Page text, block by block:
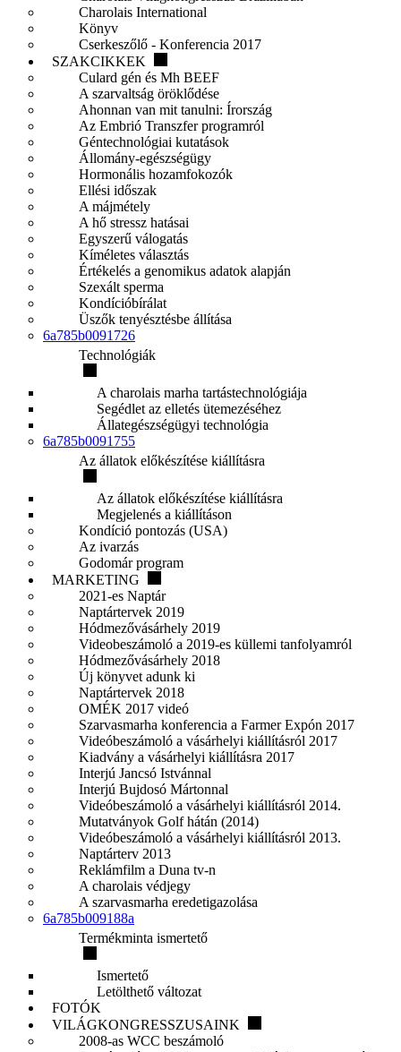
Charolais International
Könyv
Cserkeszőlő - Konferencia 2017
SZAKCIKKEK
Culard gén és Mh BEEF
A szarvaltság öröklődése
Ahonnan van mit tanulni: Írország
Az Embrió Transzfer programról
Géntechnológiai kutatások
Állomány-egészségügy
Hormonális hozamfokozók
Ellési időszak
A májmétely
A hő stressz hatásai
Egyszerű válogatás
Kíméletes választás
Értékelés a genomikus adatok alapján
Szexált sperma
Kondícióbírálat
Üszők tenyésztésbe állítása
6a785b0091726
Technológiák
A charolais marha tartástechnológiája
Segédlet az elletés ütemezéséhez
Állategészségügyi technológia
6a785b0091755
Az állatok előkészítése kiállításra
Az állatok előkészítése kiállításra
Megjelenés a kiállításon
Kondíció pontozás (USA)
Az ivarzás
Godomár program
MARKETING
2021-es Naptár
Naptártervek 2019
Hódmezővásárhely 2019
Videobeszámoló a 2019-es küllemi tanfolyamról
Hódmezővásárhely 2018
Új könyvet adunk ki
Naptártervek 2018
OMÉK 2017 videó
Szarvasmarha konferencia a Farmer Expón 2017
Videóbeszámoló a vásárhelyi kiállításról 2017
Kiadvány a vásárhelyi kiállításra 2017
Interjú Jancsó Istvánnal
Interjú Bujdosó Mártonnal
Videóbeszámoló a vásárhelyi kiállításról 2014.
Mutatványok Golf hátán (2014)
Videóbeszámoló a vásárhelyi kiállításról 2013.
Naptárterv 2013
Reklámfilm a Duna tv-n
A charolais védjegy
A szarvasmarha eredetigazolása
6a785b009188a
Termékminta ismertető
Ismertető
Letölthető változat
FOTÓK
VILÁGKONGRESSZUSAINK
2008-as WCC beszámoló